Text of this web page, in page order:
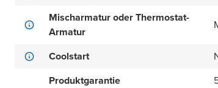
Mischarmatur oder Thermostat-
Armatur
Coolstart
Produktgarantie